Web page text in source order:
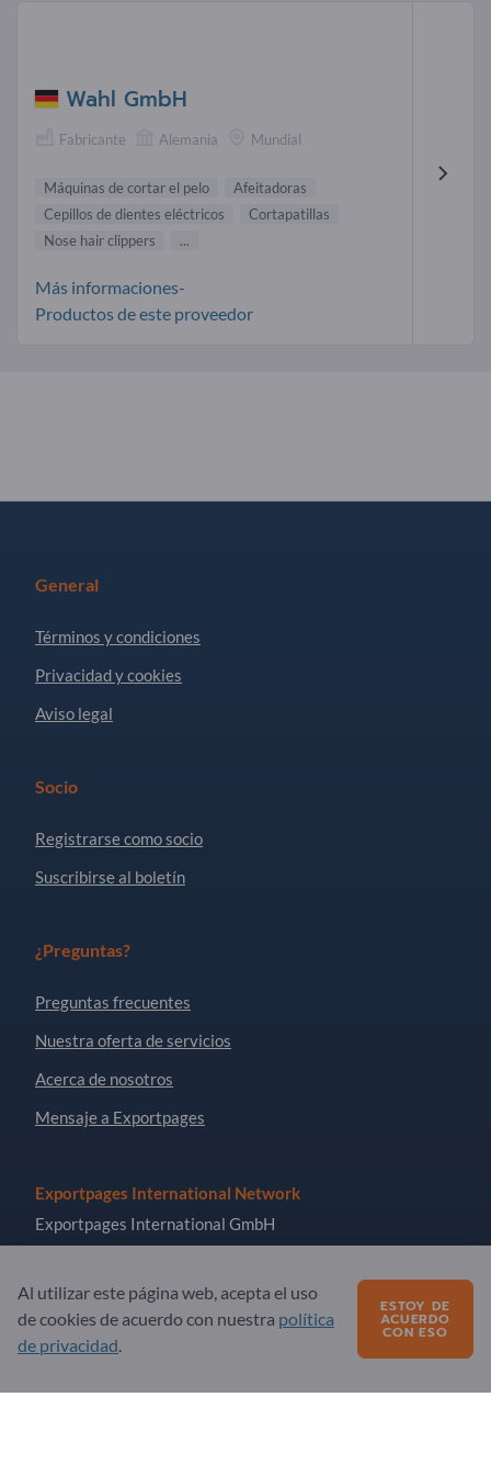
Wahl GmbH
Fabricante Alemania Mundial
Máquinas de cortar el pelo
Afeitadoras
Cepillos de dientes eléctricos
Cortapatillas
Nose hair clippers
...
Más informaciones-
Productos de este proveedor
General
Términos y condiciones
Privacidad y cookies
Aviso legal
Socio
Registrarse como socio
Suscribirse al boletín
¿Preguntas?
Preguntas frecuentes
Nuestra oferta de servicios
Acerca de nosotros
Mensaje a Exportpages
Exportpages International Network
Exportpages International GmbH
76307 Karlsbad
Germany
Al utilizar este página web, acepta el uso
de cookies de acuerdo con nuestra política
de privacidad.
ESTOY DE
ACUERDO
CON ESO